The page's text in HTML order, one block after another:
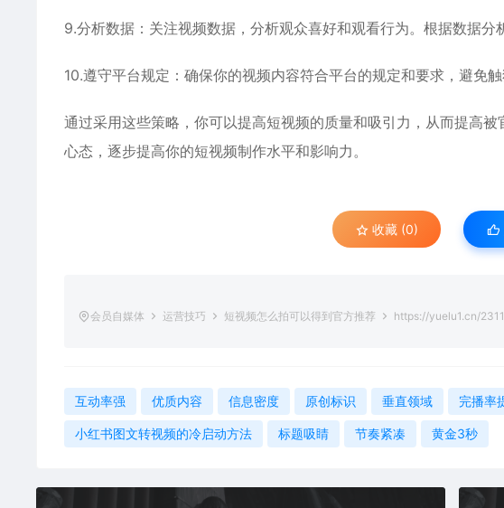
9.分析数据：关注视频数据，分析观众喜好和观看行为。根据数据分
10.遵守平台规定：确保你的视频内容符合平台的规定和要求，避免
通过采用这些策略，你可以提高短视频的质量和吸引力，从而提高
心态，逐步提高你的短视频制作水平和影响力。
收藏 (0)
会员自媒体 运营技巧 短视频怎么拍可以得到官方推荐 https://yuelu1.cn/
互动率强 优质内容 信息密度 原创标识 垂直领域 完播率
小红书图文转视频的冷启动方法 标题吸睛 节奏紧凑 黄金3秒